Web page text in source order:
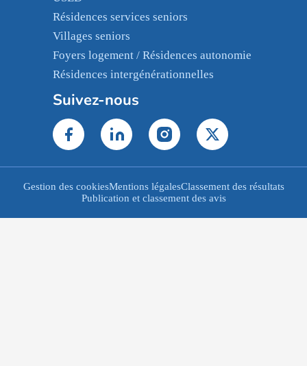
Résidences services seniors
Villages seniors
Foyers logement / Résidences autonomie
Résidences intergénérationnelles
Suivez-nous
Gestion des cookiesMentions légalesClassement des résultats
Publication et classement des avis